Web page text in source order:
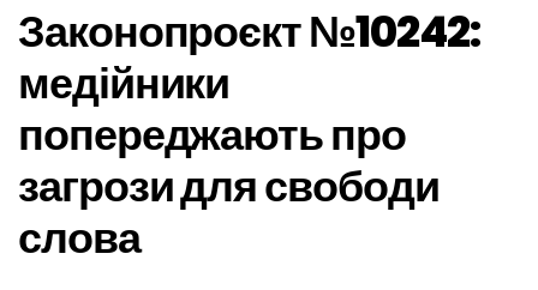
Законопроєкт №10242:
медійники
попереджають про
загрози для свободи
слова